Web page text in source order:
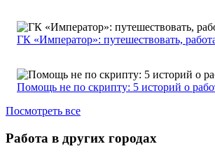
ГК «Император»: путешествовать,
Помощь не по скрипту: 5 историй о
Посмотреть все
Работа в других городах